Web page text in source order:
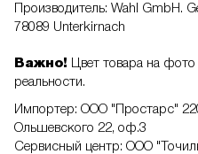
Производитель: Wahl GmbH.
78089 Unterkirnach
Важно! Цвет товара на фото
реальности.
Импортер: ООО "Простарс"
Ольшевского 22, оф.3
Сервисный центр: ООО